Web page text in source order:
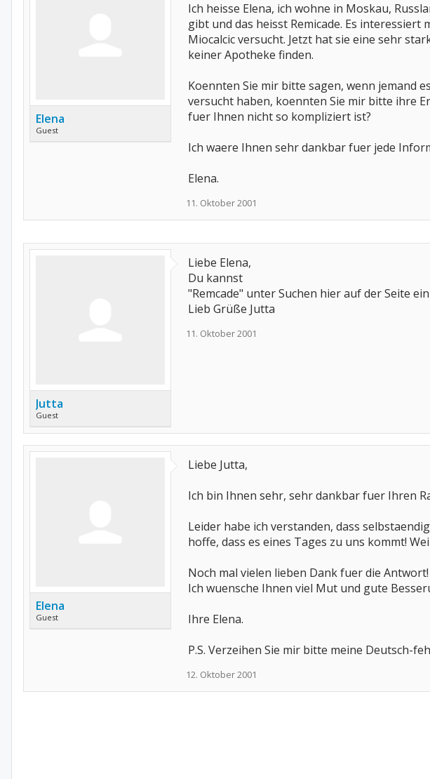
Elena
Guest
Ich heisse Elena, ich wohne in Moskau,
gibt und das heisst Remicade. Es
Miocalcic versucht. Jetzt hat sie eine sehr
keiner Apotheke finden.
Koennten Sie mir bitte sagen, wenn jemand
versucht haben, koennten Sie mir bitte ihre
fuer Ihnen nicht so kompliziert ist?
Ich waere Ihnen sehr dankbar fuer jede
Elena.
11. Oktober 2001
Jutta
Guest
Liebe Elena,
Du kannst
"Remcade" unter Suchen hier auf der Seite
Lieb Grüße Jutta
11. Oktober 2001
Elena
Guest
Liebe Jutta,
Ich bin Ihnen sehr, sehr dankbar fuer Ihren
Leider habe ich verstanden, dass
hoffe, dass es eines Tages zu uns kommt!
Noch mal vielen lieben Dank fuer die Antwort!
Ich wuensche Ihnen viel Mut und gute
Ihre Elena.
P.S. Verzeihen Sie mir bitte meine Deutsch-
12. Oktober 2001